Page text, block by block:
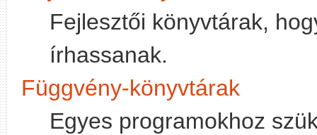
Fejlesztői könyvtárak,
írhassanak.
Függvény-könyvtárak
Egyes programokhoz